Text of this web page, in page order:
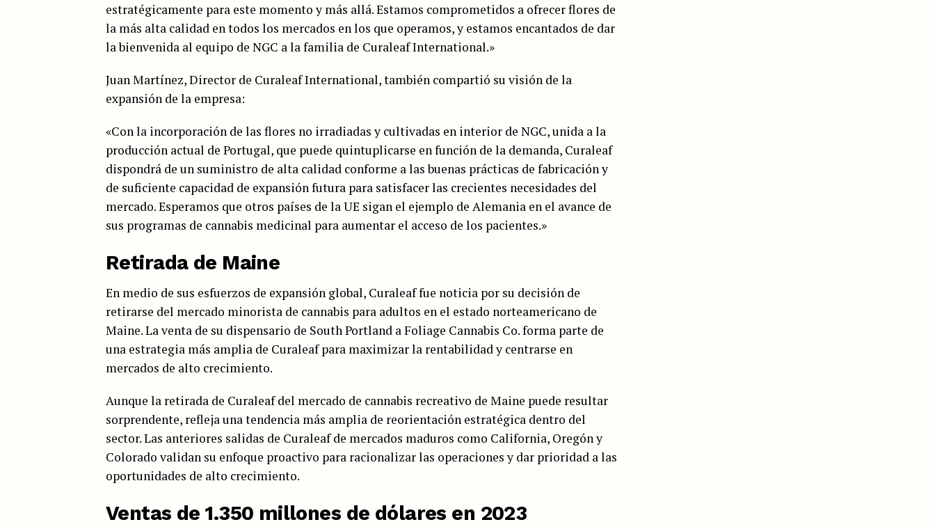
estratégicamente para este momento y más allá. Estamos comprometidos a ofrecer flores de
la más alta calidad en todos los mercados en los que operamos, y estamos encantados de dar
la bienvenida al equipo de NGC a la familia de Curaleaf International.»
Juan Martínez, Director de Curaleaf International, también compartió su visión de la
expansión de la empresa:
«Con la incorporación de las flores no irradiadas y cultivadas en interior de NGC, unida a la
producción actual de Portugal, que puede quintuplicarse en función de la demanda, Curaleaf
dispondrá de un suministro de alta calidad conforme a las buenas prácticas de fabricación y
de suficiente capacidad de expansión futura para satisfacer las crecientes necesidades del
mercado. Esperamos que otros países de la UE sigan el ejemplo de Alemania en el avance de
sus programas de cannabis medicinal para aumentar el acceso de los pacientes.»
Retirada de Maine
En medio de sus esfuerzos de expansión global, Curaleaf fue noticia por su decisión de
retirarse del mercado minorista de cannabis para adultos en el estado norteamericano de
Maine. La venta de su dispensario de South Portland a Foliage Cannabis Co. forma parte de
una estrategia más amplia de Curaleaf para maximizar la rentabilidad y centrarse en
mercados de alto crecimiento.
Aunque la retirada de Curaleaf del mercado de cannabis recreativo de Maine puede resultar
sorprendente, refleja una tendencia más amplia de reorientación estratégica dentro del
sector. Las anteriores salidas de Curaleaf de mercados maduros como California, Oregón y
Colorado validan su enfoque proactivo para racionalizar las operaciones y dar prioridad a las
oportunidades de alto crecimiento.
Ventas de 1.350 millones de dólares en 2023